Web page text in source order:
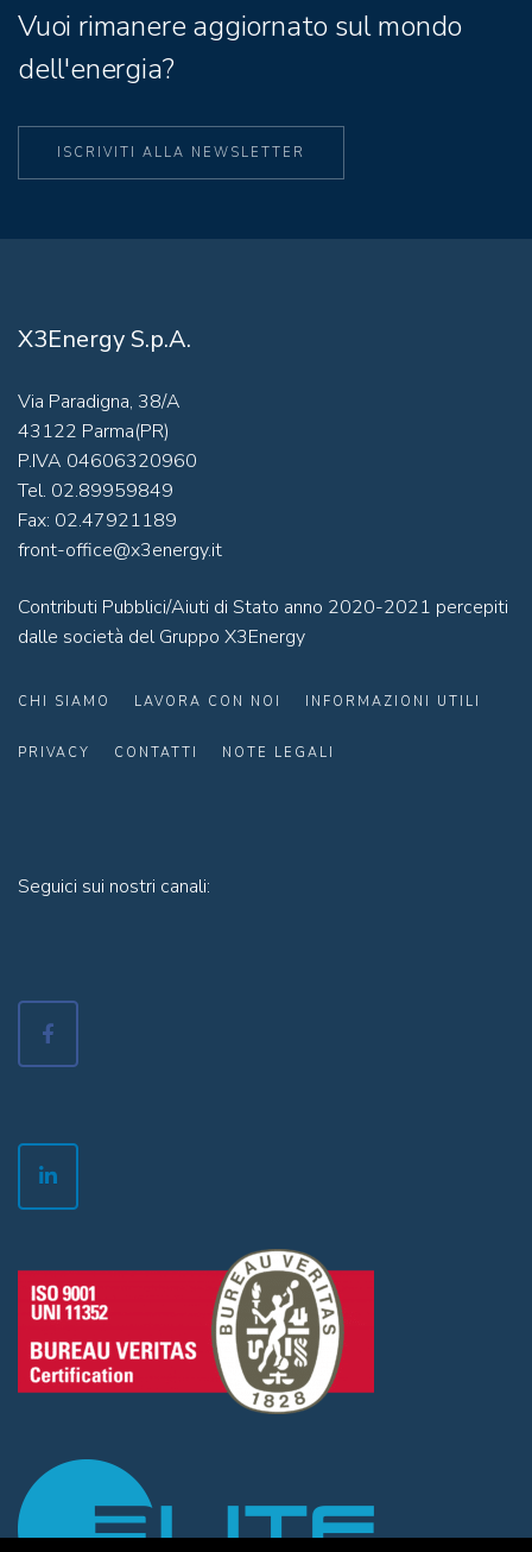
Vuoi rimanere aggiornato sul mondo
dell'energia?
ISCRIVITI ALLA NEWSLETTER
X3Energy S.p.A.
Via Paradigna, 38/A
43122 Parma(PR)
P.IVA 04606320960
Tel. 02.89959849
Fax: 02.47921189
front-office@x3energy.it
Contributi Pubblici/Aiuti di Stato anno 2020-2021 percepiti
dalle società del Gruppo X3Energy
CHI SIAMO LAVORA CON NOI INFORMAZIONI UTILI
PRIVACY CONTATTI NOTE LEGALI
Seguici sui nostri canali: